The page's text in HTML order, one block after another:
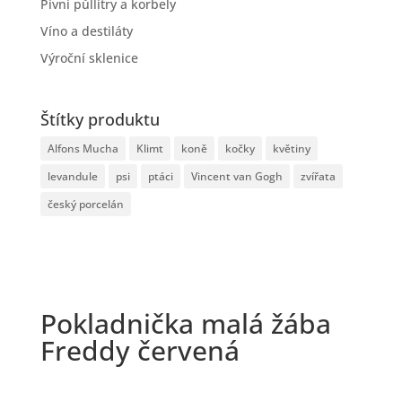
Pivní půllitry a korbely
Víno a destiláty
Výroční sklenice
Štítky produktu
Alfons Mucha Klimt koně kočky
květiny
levandule
psi ptáci Vincent van Gogh
zvířata
český porcelán
Pokladnička malá žába
Freddy červená